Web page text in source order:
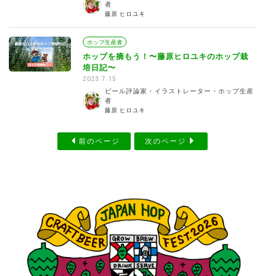
者
藤原 ヒロユキ
ホップ生産者
ホップを摘もう！〜藤原ヒロユキのホップ栽
培日記〜
2023.7.15
ビール評論家・イラストレーター・ホップ生産
者
藤原 ヒロユキ
前のページ 次のページ